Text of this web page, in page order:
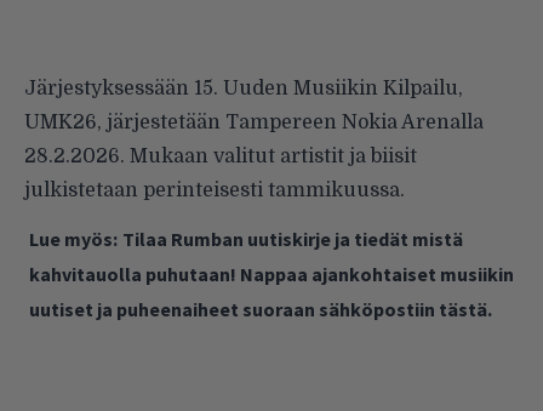
Järjestyksessään 15. Uuden Musiikin Kilpailu,
UMK26, järjestetään Tampereen Nokia Arenalla
28.2.2026. Mukaan valitut artistit ja biisit
julkistetaan perinteisesti tammikuussa.
Lue myös: Tilaa Rumban uutiskirje ja tiedät mistä
kahvitauolla puhutaan! Nappaa ajankohtaiset musiikin
uutiset ja puheenaiheet suoraan sähköpostiin tästä.